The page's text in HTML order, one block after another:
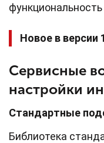
Новое в версии
Сервисные
настройки
Стандартные
Библиотека